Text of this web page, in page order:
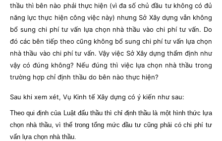
thầu thì bên nào phải thực hiện (vì đa số chủ đầu tư không có đủ
năng lực thực hiện công việc này) nhưng Sở Xây dựng vẫn không
bổ sung chi phí tư vấn lựa chọn nhà thầu vào chi phí tư vấn. Do
đó các bên tiếp theo cũng không bổ sung chi phí tư vấn lựa chọn
nhà thầu vào chi phí tư vấn. Vậy việc Sở Xây dựng thẩm định như
vậy có đúng không? Nếu đúng thì việc lựa chọn nhà thầu trong
trường hợp chỉ định thầu do bên nào thực hiện?
Sau khi xem xét, Vụ Kinh tế Xây dựng có ý kiến như sau:
Theo qui định của Luật đấu thầu thì chỉ định thầu là một hình thức lựa
chọn nhà thầu, vì thế trong tổng mức đầu tư cũng phải có chi phí tư
vấn lựa chọn nhà thầu.